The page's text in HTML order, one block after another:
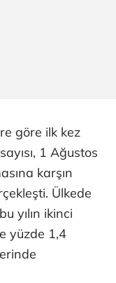
göre ilk kez
1 Ağustos
karşın
Ülkede
yılın ikinci
yüzde 1,4